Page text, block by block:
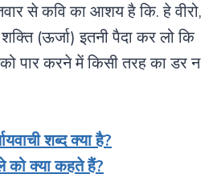
से कवि का आशय है कि. हे वीरो,
(ऊर्जा) इतनी पैदा कर लो कि
पार करने में किसी तरह का डर न
शब्द क्या है?
को क्या कहते हैं?